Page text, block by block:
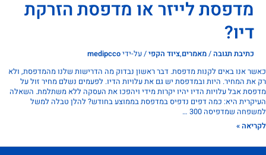
מדפסת לייזר או מדפסת הזרקת
דיו?
כתיבת תגובה/מאמרים,ציוד הקפי/ על-ידיmedipcco
אנו באים לקנות מדפסת. דבר ראשון נבדוק מה הדרישות שלנו מהמדפסת, ולא
המחיר. היות ובמדפסת יש גם את עלויות הדיו. לפעמים נשלם מחיר זול על
אבל עלויות הדיו יהיו יקרות מידי ויהפכו את העסקה ללא משתלמת. השאלה
היא: כמה דפים נדפיס במדפסת בממוצע בחודש? להלן טבלה למשל
שמדפיסה 300 …
»